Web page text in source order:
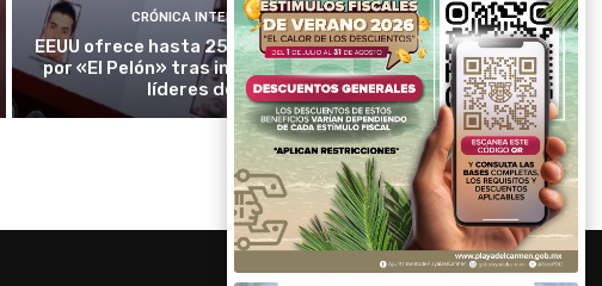
CRÓNICA INTERNACIONAL
EEUU ofrece hasta 25 millones de dólares
por «El Pelón» tras imputar a presuntos
líderes del CJNG